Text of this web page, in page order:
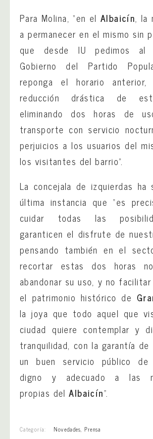
Para Molina, “en el Albaicín, la
a permanecer en el mismo sin
que desde IU pedimos al
Gobierno del Partido
reponga el horario
reducción drástica de
eliminando dos horas de
transporte con servicio
perjuicios a los usuarios del
los visitantes del barrio”.
La concejala de izquierdas ha
última instancia que “es
cuidar todas las
garanticen el disfrute de
pensando también en el
recortar estas dos horas
abandonar su uso, y no
el patrimonio histórico de
la joya que todo aquel que
ciudad quiere contemplar y
tranquilidad, con la garantía de
un buen servicio público de
digno y adecuado a las
propias delAlbaicín”.
Categoría: Novedades Prensa